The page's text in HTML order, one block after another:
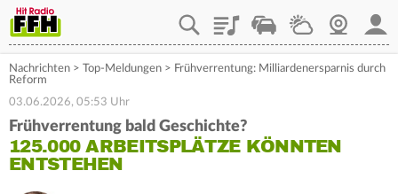
PlaylistStaupilotWetterWebcam
Nachrichten > Top-Meldungen > Frühverrentung: Milliardenersparnis durch
Reform
03.06.2026, 05:53 Uhr
Frühverrentung bald Geschichte?
125.000 ARBEITSPLÄTZE KÖNNTEN
ENTSTEHEN